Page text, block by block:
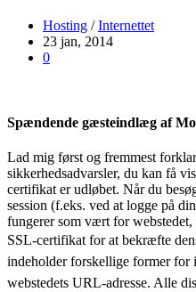
Hosting /Internettet
23 jan, 2014
0
Spændende gæsteindlæg af
Lad mig først og fremmest
sikkerhedsadvarsler, du kan få
certifikat er udløbet. Når du
session (f.eks. ved at logge på
fungerer som vært for
SSL-certifikat for at bekræfte
indeholder forskellige former for
webstedets URL-adresse. Alle